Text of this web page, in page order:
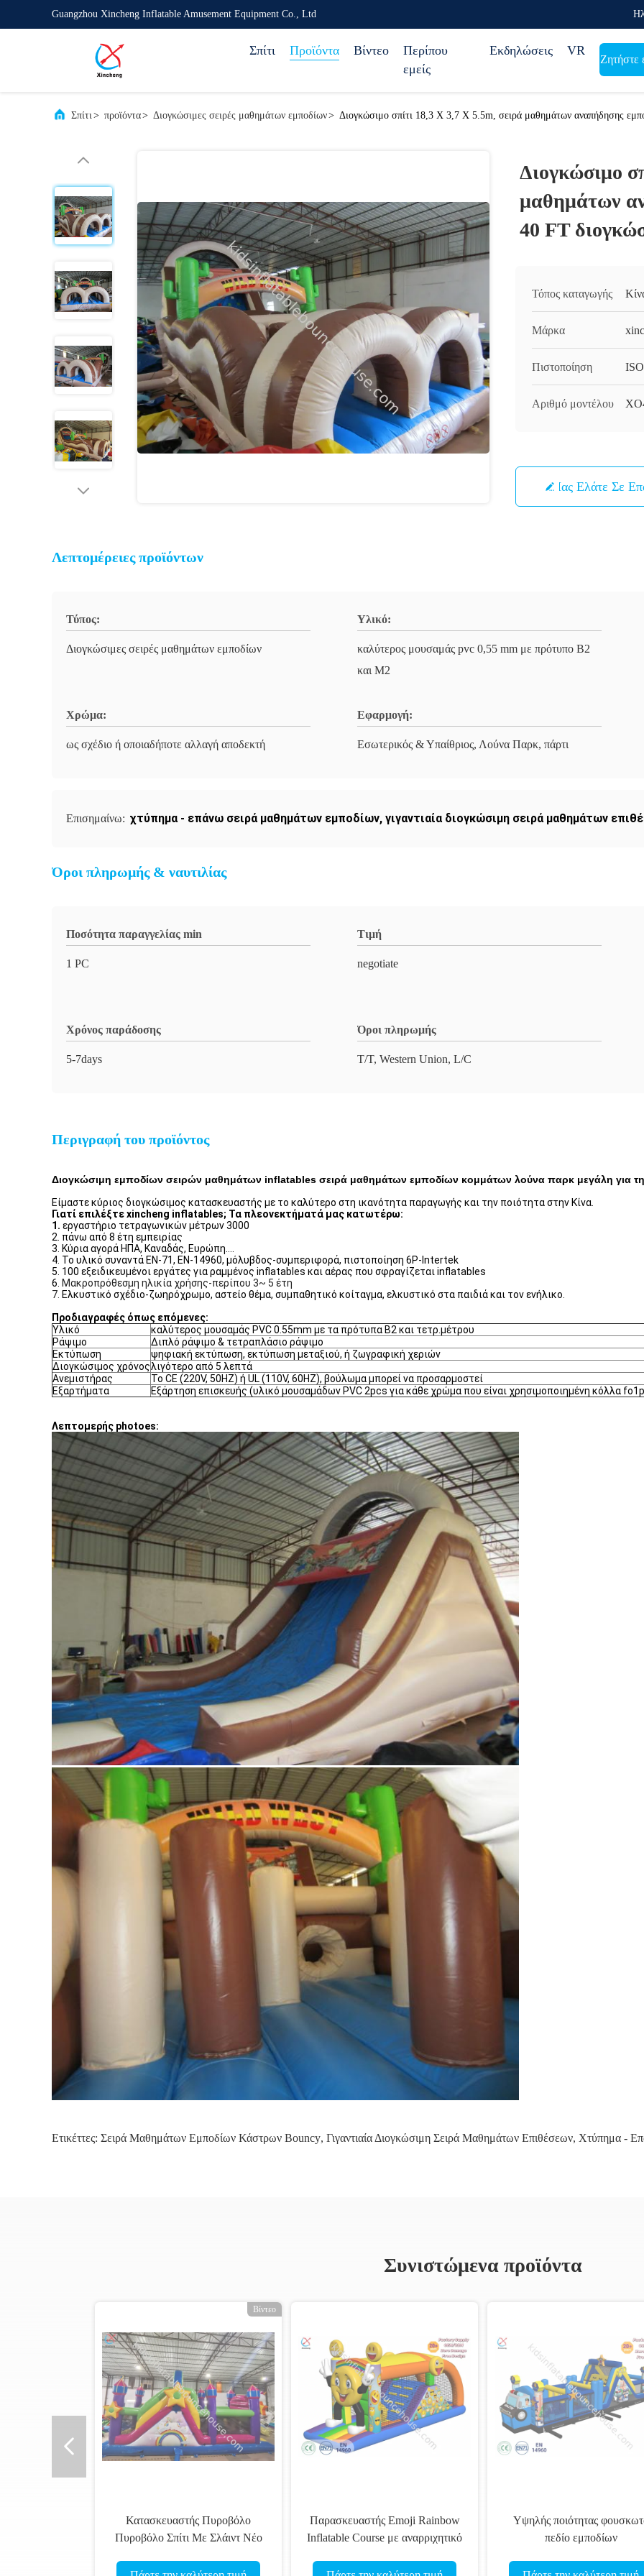
Guangzhou Xincheng Inflatable Amusement Equipment Co., Ltd
Σπίτι Προϊόντα Βίντεο
Περίπου
εμείς
Εκδηλώσεις VR
Ζητήστε
Σπίτι> προϊόντα> Διογκώσιμες σειρές μαθημάτων εμποδίων> Διογκώσιμο σπίτι 18,3 X 3,7 X 5.5m, σειρά μαθημάτων αναπήδησης
Διογκώσιμο
μαθημάτων
40 FT
Τόπος καταγωγής
Μάρκα
Πιστοποίηση
Αριθμό μοντέλου
Μας Ελάτε Σε
Λεπτομέρειες προϊόντων
Τύπος:
Διογκώσιμες σειρές μαθημάτων εμποδίων
Υλικό:
καλύτερος μουσαμάς pvc 0,55 mm με πρότυπο B2
και M2
Χρώμα:
ως σχέδιο ή οποιαδήποτε αλλαγή αποδεκτή
Εφαρμογή:
Εσωτερικός & Υπαίθριος, Λούνα Παρκ, πάρτι
Επισημαίνω: χτύπημα - επάνω σειρά μαθημάτων εμποδίων, γιγαντιαία διογκώσιμη σειρά μαθημάτων
Όροι πληρωμής & ναυτιλίας
Ποσότητα παραγγελίας min
1 PC
Τιμή
negotiate
Χρόνος παράδοσης
5-7days
Όροι πληρωμής
T/T, Western Union, L/C
Περιγραφή του προϊόντος
Διογκώσιμη εμποδίων σειρών μαθημάτων inflatables σειρά μαθημάτων εμποδίων κομμάτων λούνα παρκ μεγάλη για
Είμαστε κύριος διογκώσιμος κατασκευαστής με το καλύτερο στη ικανότητα παραγωγής και την ποιότητα στην Κίνα.
Γιατί επιλέξτε xincheng inflatables; Τα πλεονεκτήματά μας κατωτέρω:
1. εργαστήριο τετραγωνικών μέτρων 3000
2. πάνω από 8 έτη εμπειρίας
3. Κύρια αγορά ΗΠΑ, Καναδάς, Ευρώπη….
4. Το υλικό συναντά EN-71, EN-14960, μόλυβδος-συμπεριφορά, πιστοποίηση 6P-Intertek
5. 100 εξειδικευμένοι εργάτες για ραμμένος inflatables και αέρας που σφραγίζεται inflatables
6. Μακροπρόθεσμη ηλικία χρήσης-περίπου 3~ 5 έτη
7. Ελκυστικό σχέδιο-ζωηρόχρωμο, αστείο θέμα, συμπαθητικό κοίταγμα, ελκυστικό στα παιδιά και τον ενήλικο.
Προδιαγραφές όπως επόμενες:
Υλικό
καλύτερος μουσαμάς PVC 0.55mm με τα πρότυπα B2 και τετρ.μέτρου
Ράψιμο
Διπλό ράψιμο & τετραπλάσιο ράψιμο
Εκτύπωση
ψηφιακή εκτύπωση, εκτύπωση μεταξιού, ή ζωγραφική χεριών
Διογκώσιμος χρόνοςλιγότερο από 5 λεπτά
Ανεμιστήρας
Το CE (220V, 50HZ) ή UL (110V, 60HZ), βούλωμα μπορεί να προσαρμοστεί
Εξαρτήματα
Εξάρτηση επισκευής (υλικό μουσαμάδων PVC 2pcs για κάθε χρώμα που είναι χρησιμοποιημένη κόλλα
Λεπτομερής photoes:
Ετικέττες: Σειρά Μαθημάτων Εμποδίων Κάστρων Bouncy, Γιγαντιαία Διογκώσιμη Σειρά Μαθημάτων Επιθέσεων, Χτύπημα -
Συνιστώμενα προϊόντα
Βίντεο
Κατασκευαστής Πυροβόλο
Πυροβόλο Σπίτι Με Σλάιντ Νέο
Παρασκευαστής Emoji Rainbow
Inflatable Course με αναρριχητικό
Υψηλής ποιότητας
πεδίο εμποδίων